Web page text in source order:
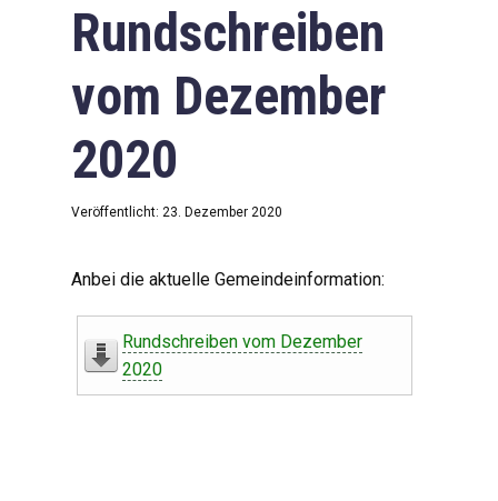
Rundschreiben
vom Dezember
2020
Veröffentlicht: 23. Dezember 2020
Anbei die aktuelle Gemeindeinformation:
Rundschreiben vom Dezember
2020